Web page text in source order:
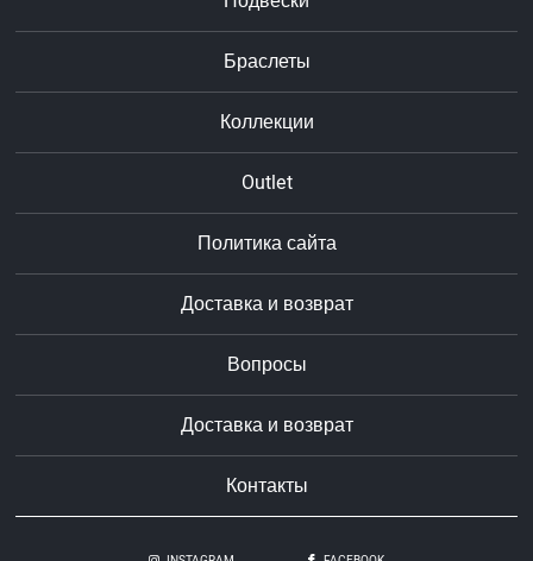
Браслеты
Коллекции
Outlet
Политика сайта
Доставка и возврат
Вопросы
Доставка и возврат
Контакты